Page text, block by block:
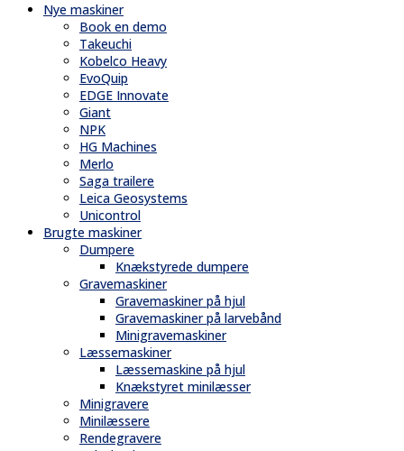
Nye maskiner
Book en demo
Takeuchi
Kobelco Heavy
EvoQuip
EDGE Innovate
Giant
NPK
HG Machines
Merlo
Saga trailere
Leica Geosystems
Unicontrol
Brugte maskiner
Dumpere
Knækstyrede dumpere
Gravemaskiner
Gravemaskiner på hjul
Gravemaskiner på larvebånd
Minigravemaskiner
Læssemaskiner
Læssemaskine på hjul
Knækstyret minilæsser
Minigravere
Minilæssere
Rendegravere